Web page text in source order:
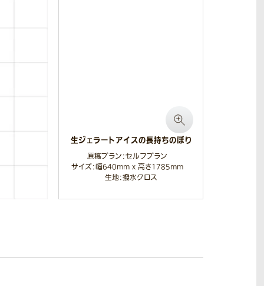
生ジェラートアイスの長持ちのぼり
原稿プラン：セルフプラン
サイズ：幅640mm x 高さ1785mm
生地：撥水クロス